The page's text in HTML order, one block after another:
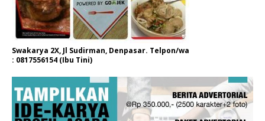
Swakarya 2X, Jl Sudirman, Denpasar. Telpon/wa
: 0817556154 (Ibu Tini)